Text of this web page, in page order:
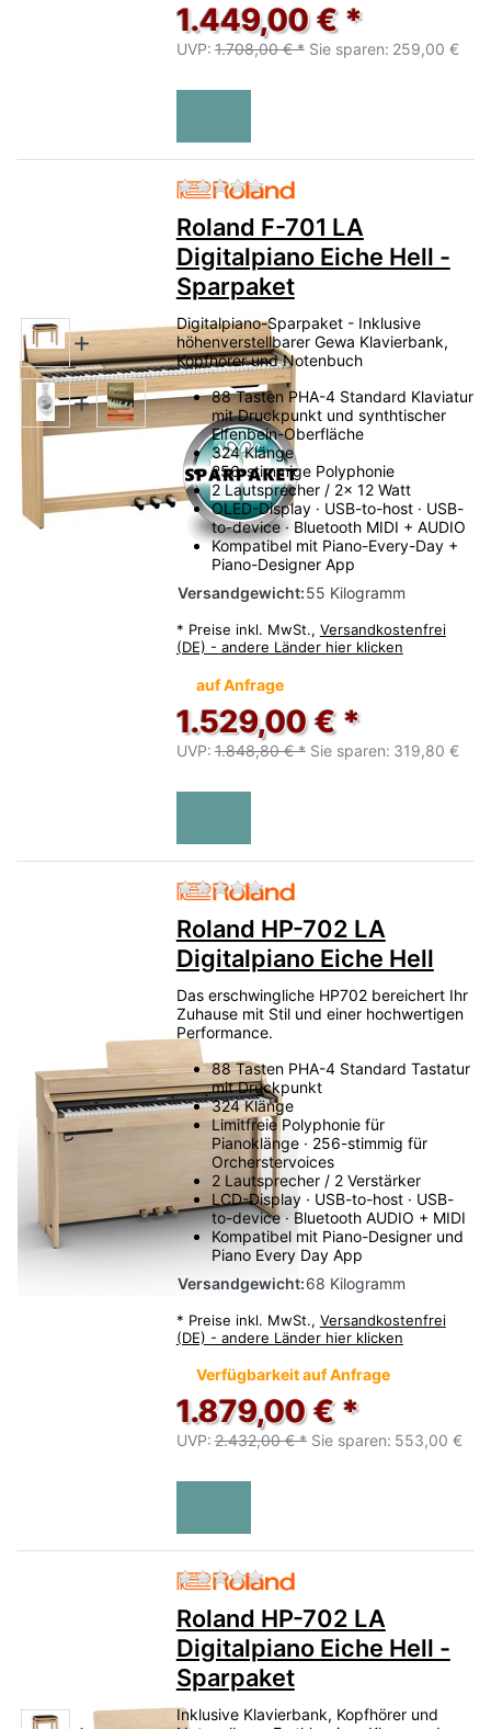
1.449,00 € *
UVP: 1.708,00 € * Sie sparen: 259,00 €
Zu diesem Produkt liegen
Roland F-701 LA
Digitalpiano Eiche Hell -
Sparpaket
Digitalpiano-Sparpaket - Inklusive
höhenverstellbarer Gewa Klavierbank,
Kopfhörer und Notenbuch
88 Tasten PHA-4 Standard Klaviatur
mit Druckpunkt und synthtischer
Elfenbein-Oberfläche
324 Klänge
256-stimmige Polyphonie
2 Lautsprecher / 2x 12 Watt
OLED-Display · USB-to-host · USB-
to-device · Bluetooth MIDI + AUDIO
Kompatibel mit Piano-Every-Day +
Piano-Designer App
Versandgewicht:55 Kilogramm
* Preise inkl. MwSt., Versandkostenfrei
(DE) - andere Länder hier klicken
auf Anfrage
1.529,00 € *
UVP: 1.848,80 € * Sie sparen: 319,80 €
Zu diesem Produkt liegen
Roland HP-702 LA
Digitalpiano Eiche Hell
Das erschwingliche HP702 bereichert Ihr
Zuhause mit Stil und einer hochwertigen
Performance.
88 Tasten PHA-4 Standard Tastatur
mit Druckpunkt
324 Klänge
Limitfreie Polyphonie für
Pianoklänge · 256-stimmig für
Orcherstervoices
2 Lautsprecher / 2 Verstärker
LCD-Display · USB-to-host · USB-
to-device · Bluetooth AUDIO + MIDI
Kompatibel mit Piano-Designer und
Piano Every Day App
Versandgewicht:68 Kilogramm
* Preise inkl. MwSt., Versandkostenfrei
(DE) - andere Länder hier klicken
Verfügbarkeit auf Anfrage
1.879,00 € *
UVP: 2.432,00 € * Sie sparen: 553,00 €
Zu diesem Produkt liegen
Roland HP-702 LA
Digitalpiano Eiche Hell -
Sparpaket
Inklusive Klavierbank, Kopfhörer und